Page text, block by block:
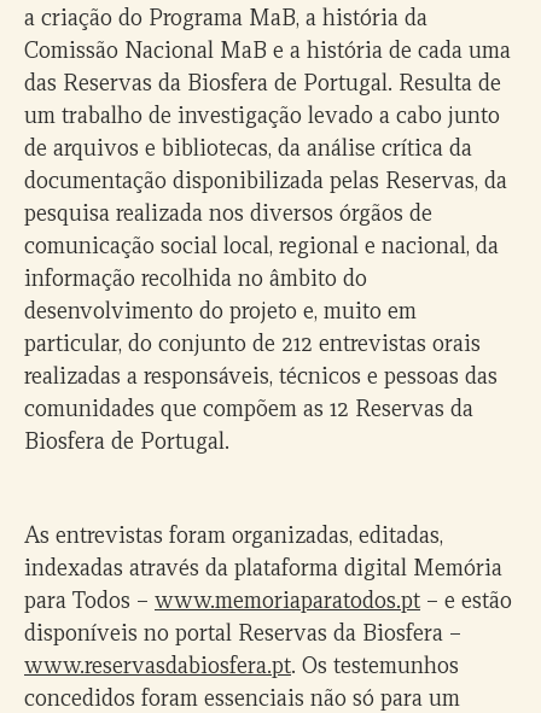
a criação do Programa MaB, a história da
Comissão Nacional MaB e a história de cada uma
das Reservas da Biosfera de Portugal. Resulta de
um trabalho de investigação levado a cabo junto
de arquivos e bibliotecas, da análise crítica da
documentação disponibilizada pelas Reservas, da
pesquisa realizada nos diversos órgãos de
comunicação social local, regional e nacional, da
informação recolhida no âmbito do
desenvolvimento do projeto e, muito em
particular, do conjunto de 212 entrevistas orais
realizadas a responsáveis, técnicos e pessoas das
comunidades que compõem as 12 Reservas da
Biosfera de Portugal.
As entrevistas foram organizadas, editadas,
indexadas através da plataforma digital Memória
para Todos – www.memoriaparatodos.pt – e estão
disponíveis no portal Reservas da Biosfera –
www.reservasdabiosfera.pt. Os testemunhos
concedidos foram essenciais não só para um